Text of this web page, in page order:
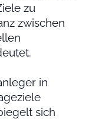
zu
zwischen
in
sich